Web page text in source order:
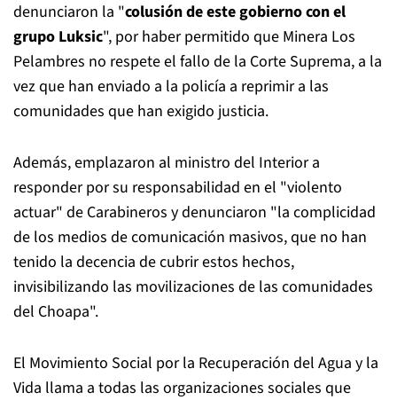
denunciaron la "colusión de este gobierno con el
grupo Luksic", por haber permitido que Minera Los
Pelambres no respete el fallo de la Corte Suprema, a la
vez que han enviado a la policía a reprimir a las
comunidades que han exigido justicia.
Además, emplazaron al ministro del Interior a
responder por su responsabilidad en el "violento
actuar" de Carabineros y denunciaron "la complicidad
de los medios de comunicación masivos, que no han
tenido la decencia de cubrir estos hechos,
invisibilizando las movilizaciones de las comunidades
del Choapa".
El Movimiento Social por la Recuperación del Agua y la
Vida llama a todas las organizaciones sociales que